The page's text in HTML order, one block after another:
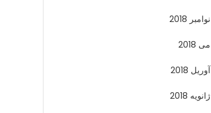
نوامبر 2018
می 2018
آوریل 2018
ژانویه 2018